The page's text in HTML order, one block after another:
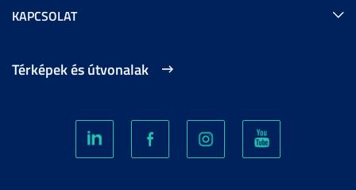
KAPCSOLAT
Térképek és útvonalak